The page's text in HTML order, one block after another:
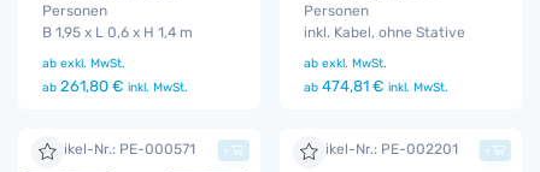
Personen
B 1,95 x L 0,6 x H 1,4 m
ab exkl. MwSt.
ab 261,80 € inkl. MwSt.
Personen
inkl. Kabel, ohne Stative
ab exkl. MwSt.
ab 474,81 € inkl. MwSt.
Artikel-Nr.: PE-000571 + Artikel-Nr.: PE-002201 +